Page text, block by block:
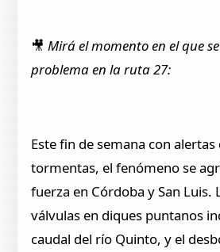
🎥Mirá el momento en el que
problema en la ruta 27:
Este fin de semana con alertas
tormentas, el fenómeno se
fuerza en Córdoba y San Luis.
válvulas en diques puntanos
caudal del río Quinto, y el